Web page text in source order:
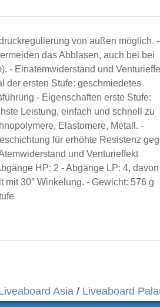
von außen möglich. -
das Abblasen, auch bei bei
- Einatemwiderstand und
der ersten Stufe: geschmiedetes
- Eigenschaften erste Stufe:
Leistung, einfach und schnell zu
Elastomere, Metall. -
für erhöhte Resistenz
und Venturieffekt
HP: 2 - Abgänge LP: 4, davon
30° Winkelung. - Gewicht: 576 g
Asia/ Liveaboard